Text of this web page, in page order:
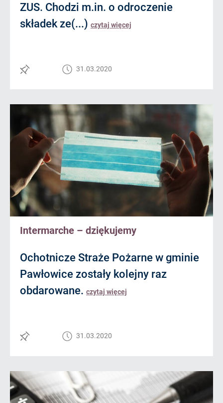
ZUS. Chodzi m.in. o odroczenie
składek ze(...) czytaj więcej
31.03.2020
Intermarche – dziękujemy
Ochotnicze Straże Pożarne w gminie
Pawłowice zostały kolejny raz
obdarowane. czytaj więcej
31.03.2020